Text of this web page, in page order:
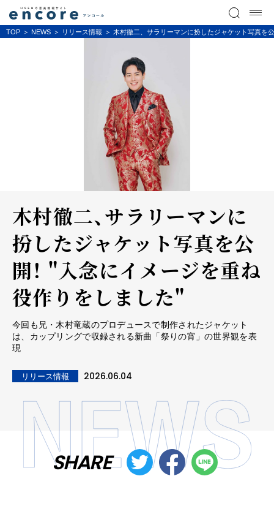
TOP NEWS リリース情報 木村徹二、サラリーマンに扮したジャケット写真を
木村徹二、サラリーマンに
扮したジャケット写真を公
開！ "入念にイメージを重ね
役作りをしました"
今回も兄・木村竜蔵のプロデュースで制作されたジャケット
は、カップリングで収録される新曲「祭りの宵」の世界観を表
現
リリース情報 2026.06.04
SHARE